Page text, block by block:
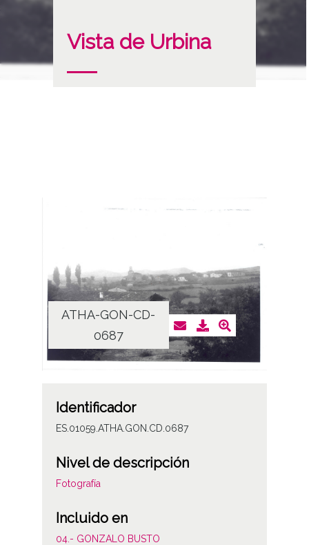
Vista de Urbina
ATHA-GON-CD-
0687
Identificador
ES.01059.ATHA.GON.CD.0687
Nivel de descripción
Fotografía
Incluido en
04.- GONZALO BUSTO